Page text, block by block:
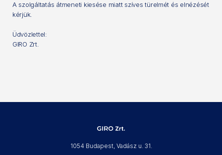
A szolgáltatás átmeneti kiesése miatt szíves türelmét és elnézését
kérjük.
Üdvözlettel:
GIRO Zrt.
1054 Budapest, Vadász u. 31.